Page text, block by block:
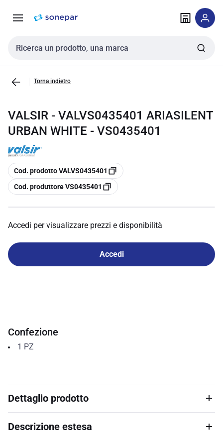
navigazione alla
Cerca input
Torna indietro
VALSIR - VALVS0435401 ARIASILENT
URBAN WHITE - VS0435401
copia
Cod. prodotto VALVS0435401
copia
Cod. produttore VS0435401
Accedi per visualizzare prezzi e disponibilità
Accedi
Confezione
1 PZ
Dettaglio prodotto
Descrizione estesa